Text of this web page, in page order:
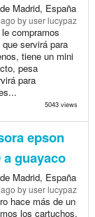
Madrid, España
by user lucypaz
compramos
servirá para
tiene un mini
pesa
para
5043 views
epson
guayaco
Madrid, España
by user lucypaz
hace más de un
los cartuchos.